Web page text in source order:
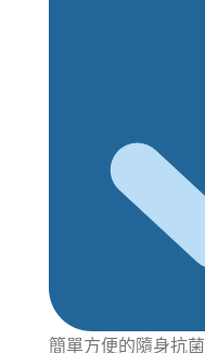
簡單方便的隨身抗菌